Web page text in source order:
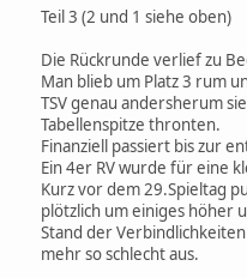
Teil 3 (2 und 1 siehe oben)
Die Rückrunde verlief zu
Man blieb um Platz 3 rum
TSV genau andersherum
Tabellenspitze thronten.
Finanziell passiert bis zur
Ein 4er RV wurde für eine
Kurz vor dem 29.Spieltag
plötzlich um einiges höher
Stand der
mehr so schlecht aus.